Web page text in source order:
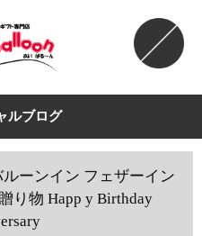
ルブログ
ーンイン フェザーイン
り物 Happ y Birthday